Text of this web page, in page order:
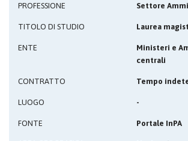
PROFESSIONE Settore
TITOLO DI STUDIO Laurea
ENTE
Ministeri e
centrali
CONTRATTO Tempo
LUOGO -
FONTE Portale InPA